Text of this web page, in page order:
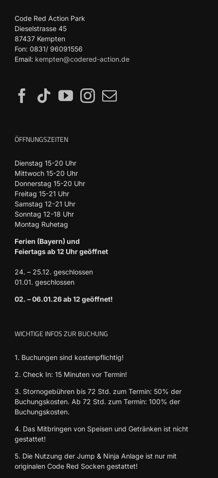
Code Red Action Park
Dieselstrasse 45
87437 Kempten
Fon: 0831/ 96091556
Email: kempten@codered-action.de
ÖFFNUNGSZEITEN
Dienstag 15-20 Uhr
Mittwoch 15-20 Uhr
Donnerstag 15-20 Uhr
Freitag 15-21 Uhr
Samstag 12-21 Uhr
Sonntag 12-18 Uhr
Montag Ruhetag
Ferien (Bayern) und
Feiertags ab 12 Uhr geöffnet
24. – 25.12. geschlossen
01.01. geschlossen
02. – 06.01.26 ab 12 geöffnet!
WICHTIGE INFOS ZUR BUCHUNG
1. Buchungen sind kostenpflichtig!
2. Check In: 15 Minuten vor Termin!
3. Stornogebühren bis 72 Std. zum Termin: 50% der
Buchungskosten. Ab 72 Std. zum Termin: 100% der
Buchungskosten.
4. Das Mitbringen von Speisen und Getränken ist nicht
gestattet!
5. Die Nutzung der Jump & Ninja Anlage ist nur mit
originalen Code Red Socken gestattet!